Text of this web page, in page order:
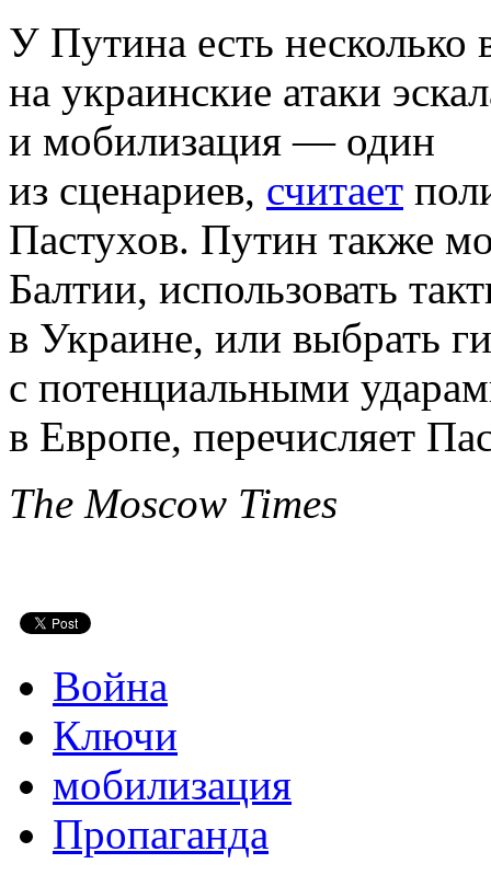
У Путина есть несколько
на украинские атаки
и мобилизация — один
из сценариев, считает
Пастухов. Путин также
Балтии, использовать
в Украине, или выбрать
с потенциальными
в Европе, перечисляет
The Moscow Times
Война
Ключи
мобилизация
Пропаганда